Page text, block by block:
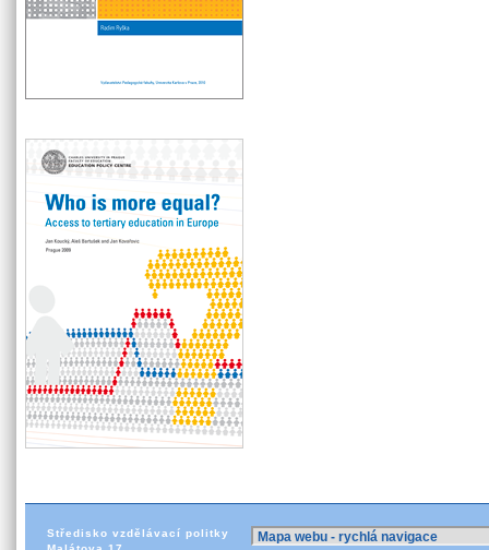
Středisko vzdělávací politky